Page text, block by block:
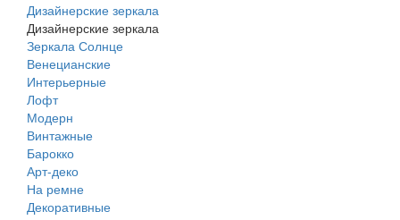
Дизайнерские зеркала
Дизайнерские зеркала
Зеркала Солнце
Венецианские
Интерьерные
Лофт
Модерн
Винтажные
Барокко
Арт-деко
На ремне
Декоративные